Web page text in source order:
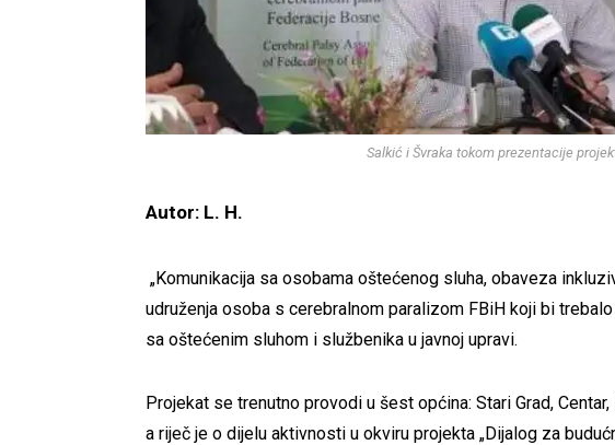
Salkić i Švraka tokom prezentacije
Autor: L. H.
„Komunikacija sa osobama oštećenog sluha, obaveza
udruženja osoba s cerebralnom paralizom FBiH koji bi
sa oštećenim sluhom i službenika u javnoj upravi.
Projekat se trenutno provodi u šest općina: Stari Grad,
a riječ je o dijelu aktivnosti u okviru projekta „Dijalog za